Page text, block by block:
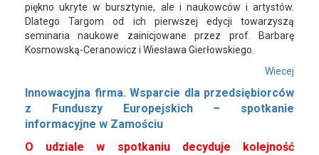
piękno ukryte w bursztynie, ale i naukowców i artystów.
Dlatego Targom od ich pierwszej edycji towarzyszą
seminaria naukowe zainicjowane przez prof. Barbarę
Kosmowską-Ceranowicz i Wiesława Gierłowskiego.
Wiecej
Innowacyjna firma. Wsparcie dla przedsiębiorców
z Funduszy Europejskich – spotkanie
informacyjne w Zamościu
O udziale w spotkaniu decyduje kolejność